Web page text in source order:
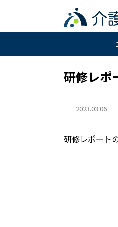
研修レポ
2023.03.06
研修レポート